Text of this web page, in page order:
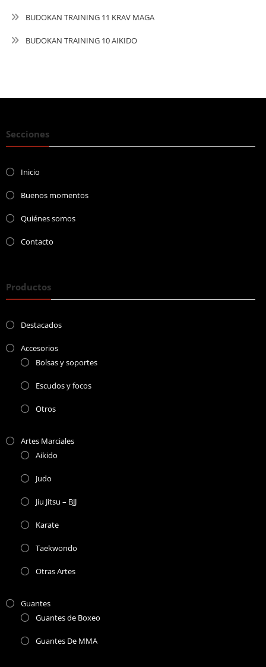
BUDOKAN TRAINING 11 KRAV MAGA
BUDOKAN TRAINING 10 AIKIDO
Secciones
Inicio
Buenos momentos
Quiénes somos
Contacto
Productos
Destacados
Accesorios
Bolsas y soportes
Escudos y focos
Otros
Artes Marciales
Aikido
Judo
Jiu Jitsu – BJJ
Karate
Taekwondo
Otras Artes
Guantes
Guantes de Boxeo
Guantes De MMA